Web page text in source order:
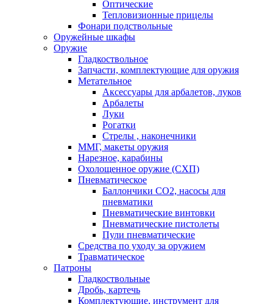
Оптические
Тепловизионные прицелы
Фонари подствольные
Оружейные шкафы
Оружие
Гладкоствольное
Запчасти, комплектующие для оружия
Метательное
Аксессуары для арбалетов, луков
Арбалеты
Луки
Рогатки
Стрелы , наконечники
ММГ, макеты оружия
Нарезное, карабины
Охолощенное оружие (СХП)
Пневматическое
Баллончики СО2, насосы для
пневматики
Пневматические винтовки
Пневматические пистолеты
Пули пневматические
Средства по уходу за оружием
Травматическое
Патроны
Гладкоствольные
Дробь, картечь
Комплектующие, инструмент для